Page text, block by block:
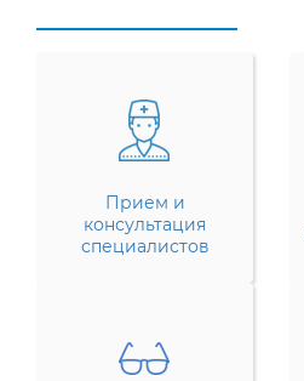
Прием и
консультация
специалистов